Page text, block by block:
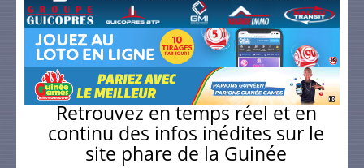
Retrouvez en temps réel et en
continu des infos inédites sur le
site phare de la Guinée